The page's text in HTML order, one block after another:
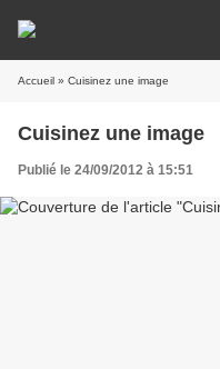
Accueil » Cuisinez une image
Cuisinez une image
Publié le 24/09/2012 à 15:51